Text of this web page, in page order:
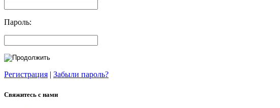
Пароль:
Регистрация | Забыли пароль?
Свяжитесь с нами